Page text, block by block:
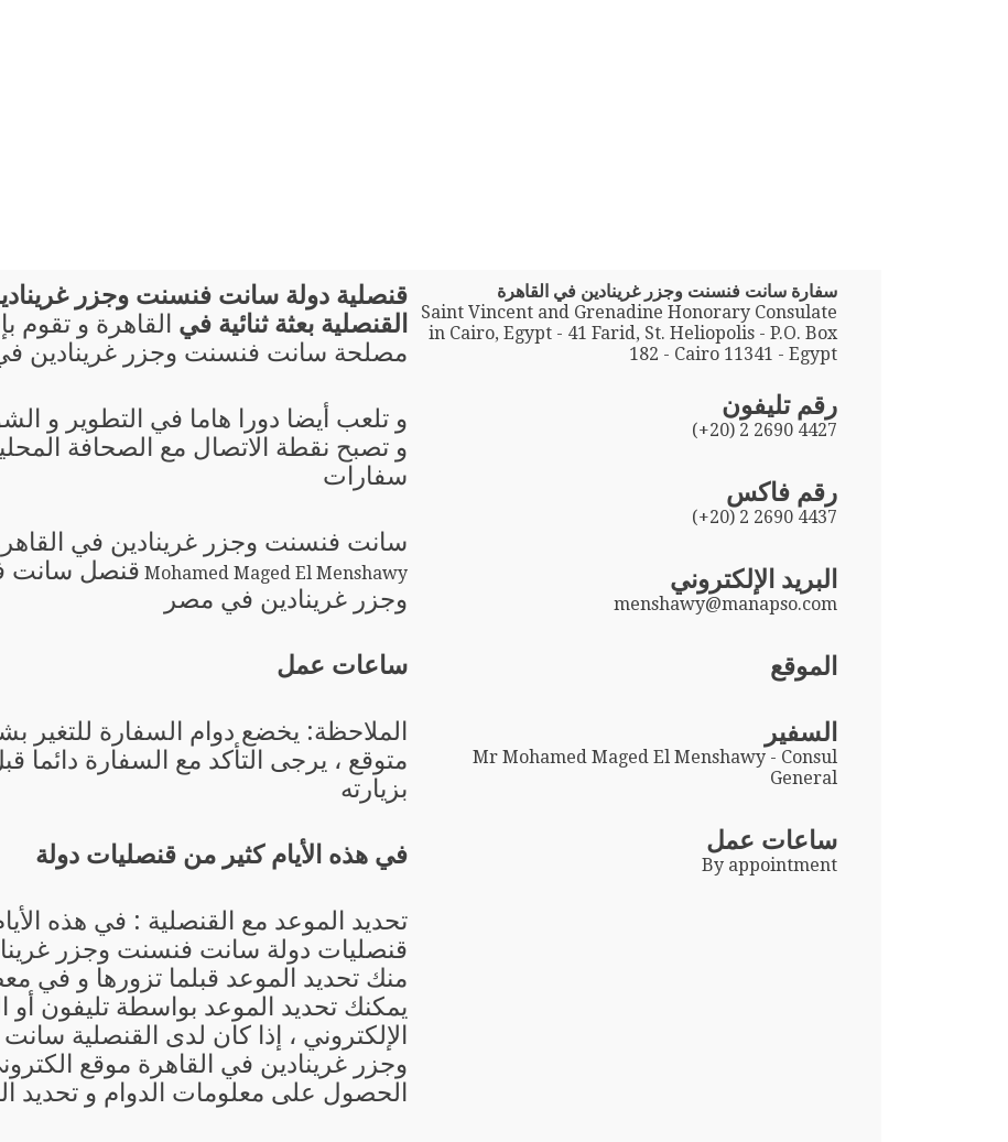
سفارة سانت فنسنت وجزر غرينادين في القاهرة
Saint Vincent and Grenadine Honorary Consulate
in Cairo, Egypt - 41 Farid, St. Heliopolis - P.O. Box
182 - Cairo 11341 - Egypt
رقم تليفون
(+20) 2 2690 4427
رقم فاكس
(+20) 2 2690 4437
البريد الإلكتروني
menshawy@manapso.com
الموقع
السفير
Mr Mohamed Maged El Menshawy - Consul
General
ساعات عمل
By appointment
قنصلية دولة سانت فنسنت وجزر
القنصلية بعثة ثنائية في القاهرة و تقوم
مصلحة سانت فنسنت وجزر غرينادين
و تلعب أيضا دورا هاما في التطوير و
و تصبح نقطة الاتصال مع الصحافة
سفارات
سانت فنسنت وجزر غرينادين في
Mohamed Maged El Menshawy قنصل سانت
وجزر غرينادين في مصر
ساعات عمل
الملاحظة: يخضع دوام السفارة للتغير
متوقع ، يرجى التأكد مع السفارة دائما
بزيارته
في هذه الأيام كثير من قنصليات دولة
تحديد الموعد مع القنصلية : في هذه
قنصليات دولة سانت فنسنت وجزر
منك تحديد الموعد قبلما تزورها و في
يمكنك تحديد الموعد بواسطة تليفون أو
الإلكتروني ، إذا كان لدى القنصلية
وجزر غرينادين في القاهرة موقع
الحصول على معلومات الدوام و تحديد